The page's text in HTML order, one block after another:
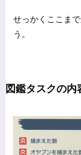
せっかくここま
う。
図鑑タスクの内